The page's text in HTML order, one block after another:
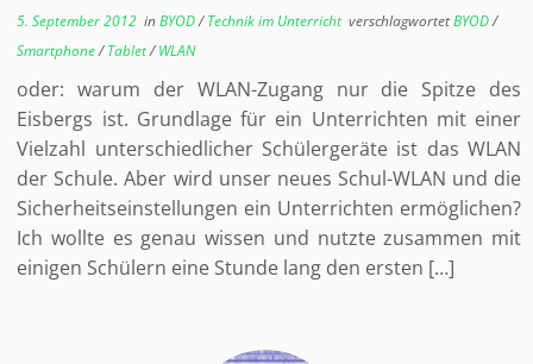
5. September 2012 inBYOD/Technik im Unterricht verschlagwortetBYOD/
Smartphone/Tablet/WLAN
oder: warum der WLAN-Zugang nur die Spitze des
Eisbergs ist. Grundlage für ein Unterrichten mit einer
Vielzahl unterschiedlicher Schülergeräte ist das WLAN
der Schule. Aber wird unser neues Schul-WLAN und die
Sicherheitseinstellungen ein Unterrichten ermöglichen?
Ich wollte es genau wissen und nutzte zusammen mit
einigen Schülern eine Stunde lang den ersten […]